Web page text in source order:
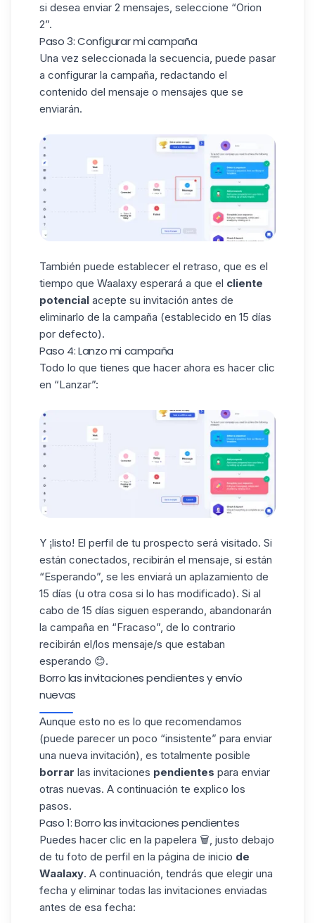
si desea enviar 2 mensajes, seleccione “Orion
2”.
Paso 3: Configurar mi campaña
Una vez seleccionada la secuencia, puede pasar
a configurar la campaña, redactando el
contenido del mensaje o mensajes que se
enviarán.
También puede establecer el retraso, que es el
tiempo que Waalaxy esperará a que el cliente
potencial acepte su invitación antes de
eliminarlo de la campaña (establecido en 15 días
por defecto).
Paso 4: Lanzo mi campaña
Todo lo que tienes que hacer ahora es hacer clic
en “Lanzar”:
Y ¡listo! El perfil de tu prospecto será visitado. Si
están conectados, recibirán el mensaje, si están
“Esperando”, se les enviará un aplazamiento de
15 días (u otra cosa si lo has modificado). Si al
cabo de 15 días siguen esperando, abandonarán
la campaña en “Fracaso”, de lo contrario
recibirán el/los mensaje/s que estaban
esperando 😊.
Borro las invitaciones pendientes y envío
nuevas
Aunque esto no es lo que recomendamos
(puede parecer un poco “insistente” para enviar
una nueva invitación), es totalmente posible
borrar las invitaciones pendientes para enviar
otras nuevas. A continuación te explico los
pasos.
Paso 1: Borro las invitaciones pendientes
Puedes hacer clic en la papelera 🗑️, justo debajo
de tu foto de perfil en la página de inicio de
Waalaxy. A continuación, tendrás que elegir una
fecha y eliminar todas las invitaciones enviadas
antes de esa fecha: